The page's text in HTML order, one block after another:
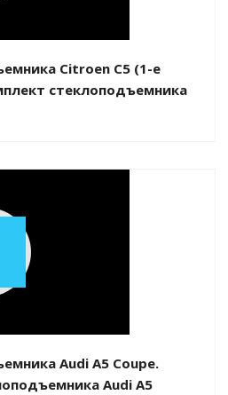
Citroen C5 (1-е
стеклоподъемника
Play
Audi A5 Coupe.
Audi A5